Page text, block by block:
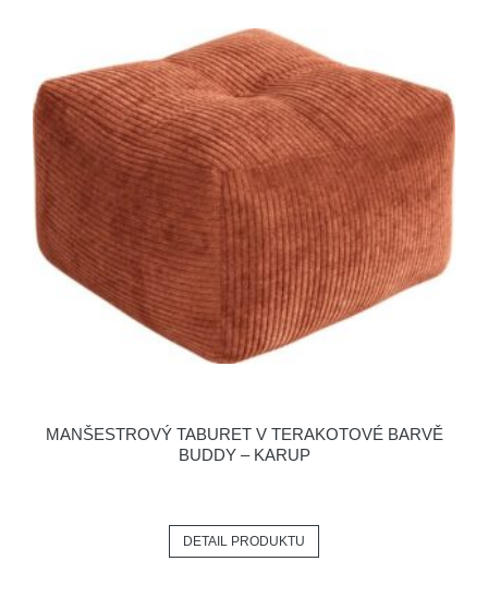
MANŠESTROVÝ TABURET V TERAKOTOVÉ BARVĚ
BUDDY – KARUP
DETAIL PRODUKTU